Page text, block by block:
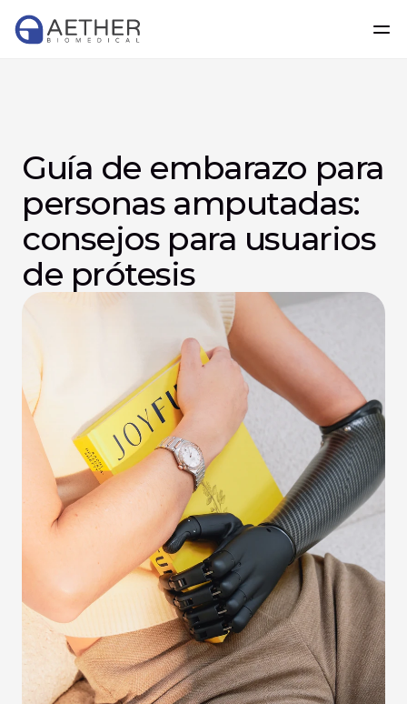
Guía de embarazo para
personas amputadas:
consejos para usuarios
de prótesis